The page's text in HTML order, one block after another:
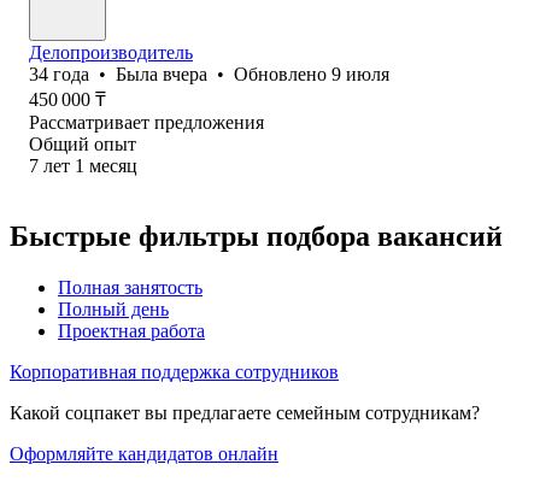
Делопроизводитель
34 года • Была вчера • Обновлено 9 июля
450 000 ₸
Рассматривает предложения
Общий опыт
7 лет 1 месяц
Быстрые фильтры подбора вакансий
Полная занятость
Полный день
Проектная работа
Корпоративная поддержка сотрудников
Какой соцпакет вы предлагаете семейным сотрудникам?
Оформляйте кандидатов онлайн